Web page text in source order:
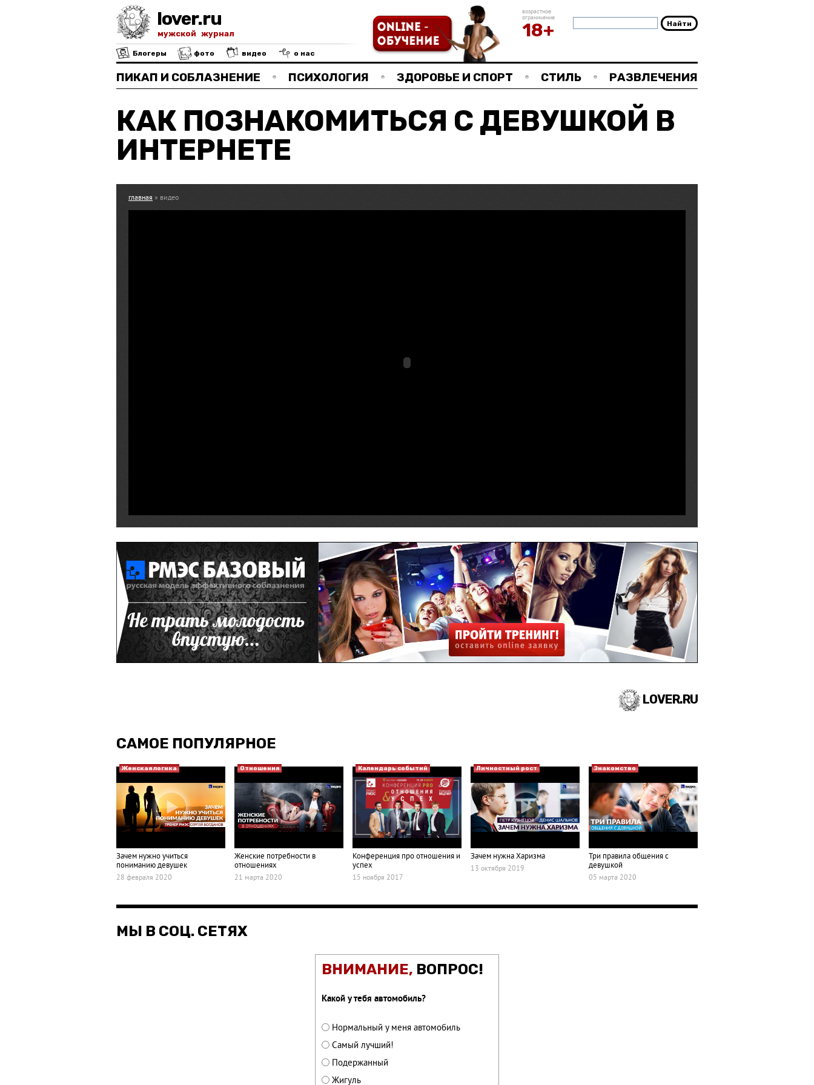
lover.ru
мужской журнал
возрастное
ограничение
18+
Блогеры фото видео о нас
ПИКАП И СОБЛАЗНЕНИЕ ПСИХОЛОГИЯ ЗДОРОВЬЕ И СПОРТ СТИЛЬ РАЗВЛЕЧЕНИЯ
КАК ПОЗНАКОМИТЬСЯ С ДЕВУШКОЙ В
ИНТЕРНЕТЕ
главная » видео
LOVER.RU
САМОЕ ПОПУЛЯРНОЕ
Женская логика
Зачем нужно учиться
пониманию девушек
28 февраля 2020
Отношения
Женские потребности в
отношениях
21 марта 2020
Календарь событий
Конференция про отношения и
успех
15 ноября 2017
Личностный рост
Зачем нужна Харизма
13 октября 2019
Знакомство
Три правила общения с
девушкой
05 марта 2020
МЫ В СОЦ. СЕТЯХ
ВНИМАНИЕ, ВОПРОС!
Какой у тебя автомобиль?
Нормальный у меня автомобиль
Самый лучший!
Подержанный
Жигуль